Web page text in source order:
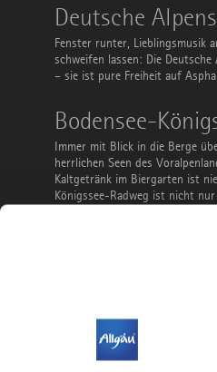
Deutsche
Fenster runter, Lieblingsmusik
schweifen lassen: Die
– sie ist pure Freiheit auf
Deutsche
Alpenstraße
Bodensee-
Immer mit Blick in die Berge
herrlichen Seen des
Kaltgetränk im Biergarten ist
Königssee-Radweg ist nicht
Bodensee-
Königssee-
Radweg
Ausflüge mit
Du musst keinen Parkplatz
noch ein Bier bestellen und ist
und Bahn, um das Allgäu zu
Stadtbesuch, Wanderung,
du ein paar Vorschläge.